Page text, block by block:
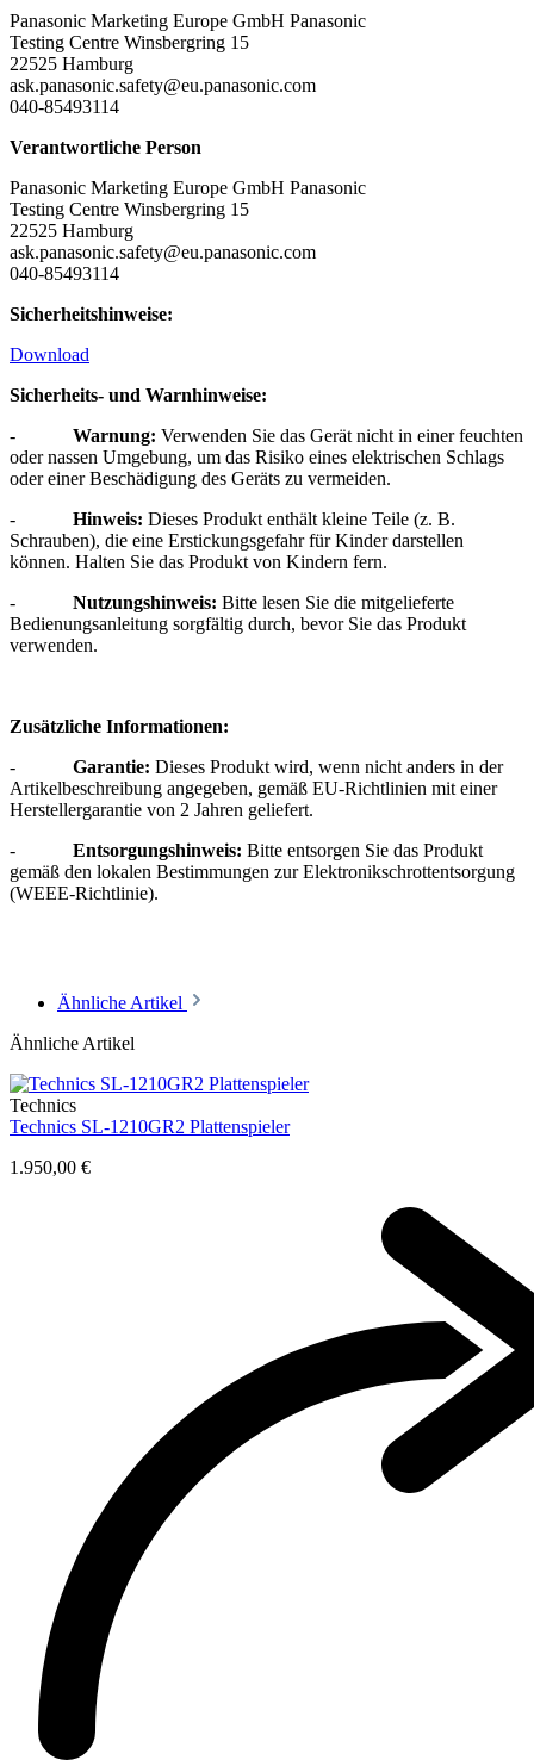
Panasonic Marketing Europe GmbH Panasonic
Testing Centre Winsbergring 15
22525 Hamburg
ask.panasonic.safety@eu.panasonic.com
040-85493114
Verantwortliche Person
Panasonic Marketing Europe GmbH Panasonic
Testing Centre Winsbergring 15
22525 Hamburg
ask.panasonic.safety@eu.panasonic.com
040-85493114
Sicherheitshinweise:
Download
Sicherheits- und Warnhinweise:
- Warnung: Verwenden Sie das Gerät nicht in einer feuchten
oder nassen Umgebung, um das Risiko eines elektrischen Schlags
oder einer Beschädigung des Geräts zu vermeiden.
- Hinweis: Dieses Produkt enthält kleine Teile (z. B.
Schrauben), die eine Erstickungsgefahr für Kinder darstellen
können. Halten Sie das Produkt von Kindern fern.
- Nutzungshinweis: Bitte lesen Sie die mitgelieferte
Bedienungsanleitung sorgfältig durch, bevor Sie das Produkt
verwenden.
Zusätzliche Informationen:
- Garantie: Dieses Produkt wird, wenn nicht anders in der
Artikelbeschreibung angegeben, gemäß EU-Richtlinien mit einer
Herstellergarantie von 2 Jahren geliefert.
- Entsorgungshinweis: Bitte entsorgen Sie das Produkt
gemäß den lokalen Bestimmungen zur Elektronikschrottentsorgung
(WEEE-Richtlinie).
Ähnliche Artikel
Ähnliche Artikel
Technics
Technics SL-1210GR2 Plattenspieler
1.950,00 €